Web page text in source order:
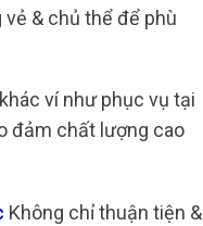
& chủ thể để phù
ví như phục vụ tại
đảm chất lượng cao
Không chỉ thuận tiện &